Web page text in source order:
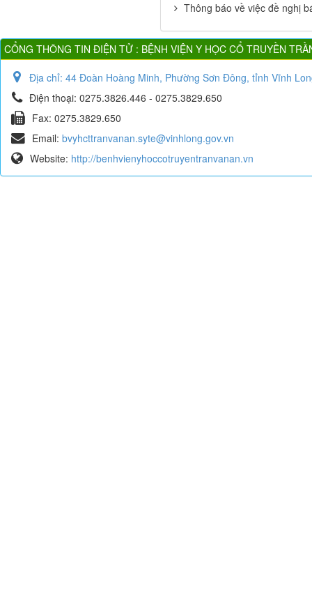
Thông báo về việc đề nghị
CỔNG THÔNG TIN ĐIỆN TỬ : BỆNH VIỆN Y HỌC CỔ TRUYỀN
Địa chỉ: 44 Đoàn Hoàng Minh, Phường Sơn Đông, tỉnh Vĩnh
Điện thoại: 0275.3826.446 - 0275.3829.650
Fax: 0275.3829.650
Email: bvyhcttranvanan.syte@vinhlong.gov.vn
Website: http://benhvienyhoccotruyentranvanan.vn